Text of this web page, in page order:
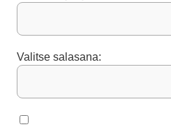
Valitse salasana: